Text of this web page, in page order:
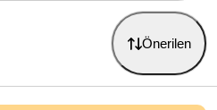
Önerilen